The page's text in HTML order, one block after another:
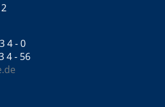
4 - 0
4 - 56